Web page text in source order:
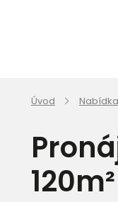
Úvod